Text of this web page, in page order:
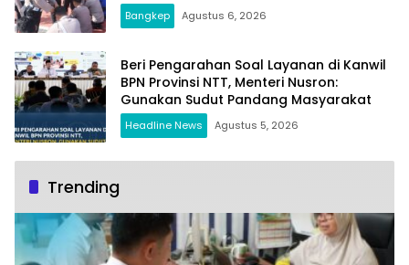
Bangkep Agustus 6, 2026
Beri Pengarahan Soal Layanan di Kanwil
BPN Provinsi NTT, Menteri Nusron:
Gunakan Sudut Pandang Masyarakat
Headline News Agustus 5, 2026
Trending